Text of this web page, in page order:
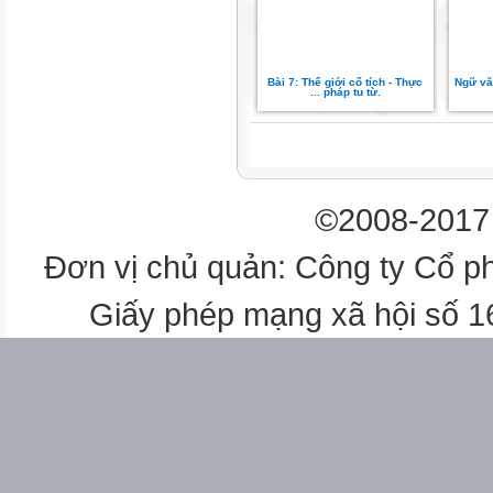
Ý nghĩa
(xanh) mơn mởn
Bài 7: Thế giới cổ tích - Thực
... pháp tu từ.
Ngữ
©2008-
Đơn vị chủ quản: Công ty Cổ
Giấy phép mạng xã hội số